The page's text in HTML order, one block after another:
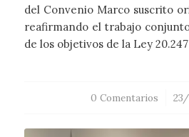
del Convenio Marco suscrito
reafirmando el trabajo
de los objetivos de la Ley
0 Comentarios
/